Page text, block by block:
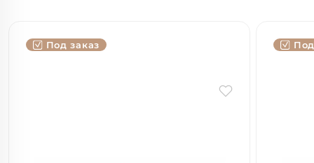
Под заказ